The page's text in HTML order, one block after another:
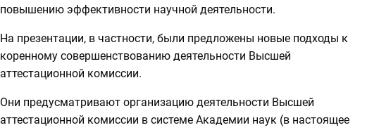
повышению эффективности научной деятельности.
На презентации, в частности, были предложены новые подходы к
коренному совершенствованию деятельности Высшей
аттестационной комиссии.
Они предусматривают организацию деятельности Высшей
аттестационной комиссии в системе Академии наук (в настоящее